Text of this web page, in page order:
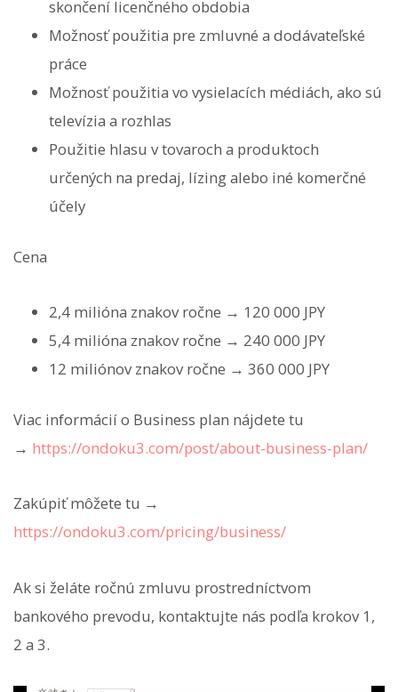
skončení licenčného obdobia
Možnosť použitia pre zmluvné a dodávateľské
práce
Možnosť použitia vo vysielacích médiách, ako sú
televízia a rozhlas
Použitie hlasu v tovaroch a produktoch
určených na predaj, lízing alebo iné komerčné
účely
Cena
2,4 milióna znakov ročne → 120 000 JPY
5,4 milióna znakov ročne → 240 000 JPY
12 miliónov znakov ročne → 360 000 JPY
Viac informácií o Business plan nájdete tu
→ https://ondoku3.com/post/about-business-plan/
Zakúpiť môžete tu →
https://ondoku3.com/pricing/business/
Ak si želáte ročnú zmluvu prostredníctvom
bankového prevodu, kontaktujte nás podľa krokov 1,
2 a 3.